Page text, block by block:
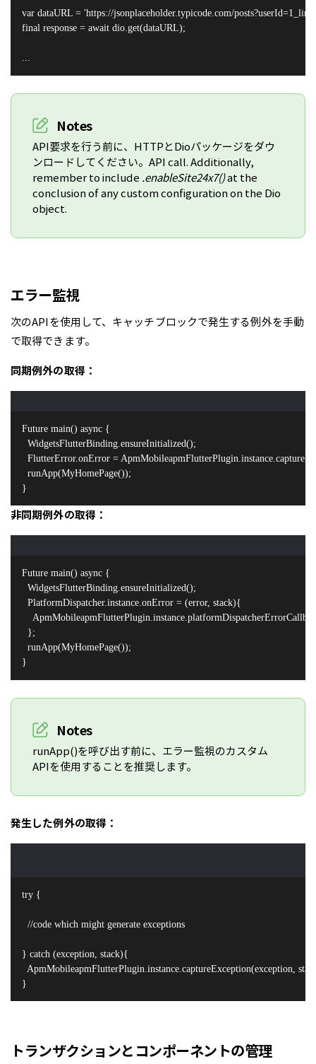
var dataURL = 'https://jsonplaceholder.typicode.com/
final response = await dio.get(dataURL);
...
Notes
API要求を行う前に、HTTPとDioパッケージをダウ
ンロードしてください。API call. Additionally,
remember to include .enableSite24x7()at the
conclusion of any custom configuration on the Dio
object.
エラー監視
次のAPIを使用して、キャッチブロックで発生する例外を手動
で取得できます。
同期例外の取得：
Future main() async {
  WidgetsFlutterBinding.ensureInitialized();
FlutterError.onError =
  runApp(MyHomePage());
}
非同期例外の取得：
Future main() async {
  WidgetsFlutterBinding.ensureInitialized();
  PlatformDispatcher.instance.onError = (error, stack){
  };
  runApp(MyHomePage());
}
Notes
runApp()を呼び出す前に、エラー監視のカスタム
APIを使用することを推奨します。
発生した例外の取得：
try {
  //code which might generate exceptions
} catch (exception, stack){
ApmMobileapmFlutterPlugin.instance.captureException(exception,
}
トランザクションとコンポーネントの管理